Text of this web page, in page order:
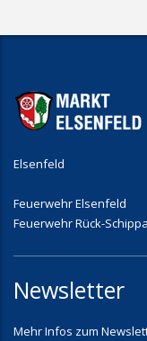
Elsenfeld
Feuerwehr Elsenfeld
Feuerwehr Rück-
Newsletter
Mehr Infos zum